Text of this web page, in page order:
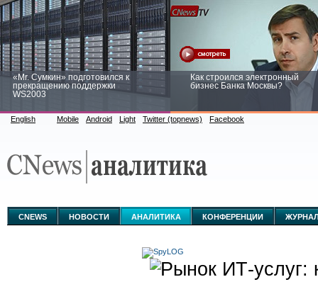
«Mr. Сумкин» подготовился к
прекращению поддержки
WS2003
Как строился электронный
бизнес Банка Москвы?
аналитике
English Mobile Android Light Twitter (topnews) Facebook
CNEWS НОВОСТИ АНАЛИТИКА КОНФЕРЕНЦИИ